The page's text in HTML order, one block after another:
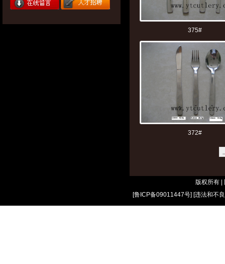
375#
372#
版权所有 |
[鲁ICP备09011447号] [违法和不